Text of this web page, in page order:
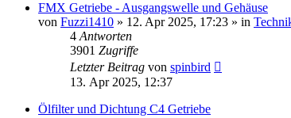
FMX Getriebe - Ausgangswelle und Gehäuse
von Fuzzi1410 » 12. Apr 2025, 17:23 » in
4 Antworten
3901 Zugriffe
Letzter Beitrag von spinbird
13. Apr 2025, 12:37
Ölfilter und Dichtung C4 Getriebe